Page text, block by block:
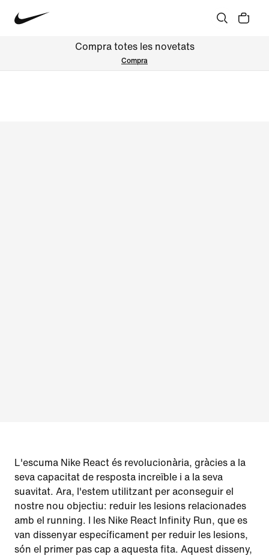
Compra totes les novetats
Compra
L'escuma Nike React és revolucionària, gràcies a la
seva capacitat de resposta increïble i a la seva
suavitat. Ara, l'estem utilitzant per aconseguir el
nostre nou objectiu: reduir les lesions relacionades
amb el running. I les Nike React Infinity Run, que es
van dissenyar específicament per reduir les lesions,
són el primer pas cap a aquesta fita. Aquest disseny,